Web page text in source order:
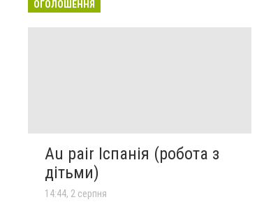
ОГОЛОШЕННЯ
Au pair Іспанія (робота з
дітьми)
14:44, 2 серпня